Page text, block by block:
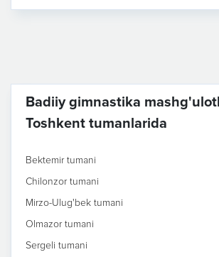
Badiiy gimnastika
Toshkent tumanlarida
Bektemir tumani
Chilonzor tumani
Mirzo-Ulug'bek tumani
Olmazor tumani
Sergeli tumani